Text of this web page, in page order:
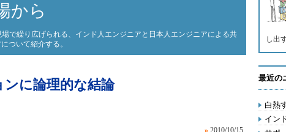
から
で繰り広げられる、インド人エンジニアと日本人エンジニアによる共
ついて紹介する。
に論理的な結論
» 2010/10/15
し出
最近の
白熱
イン